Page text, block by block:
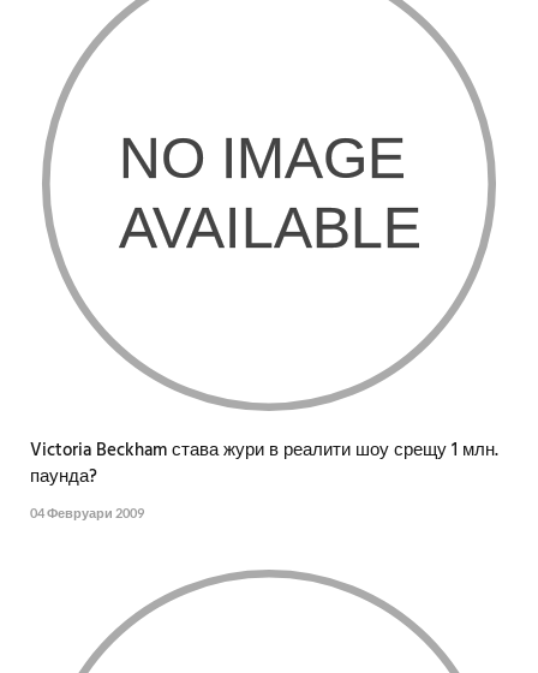
Victoria Beckham става жури в реалити шоу срещу 1 млн.
паунда?
04 Февруари 2009